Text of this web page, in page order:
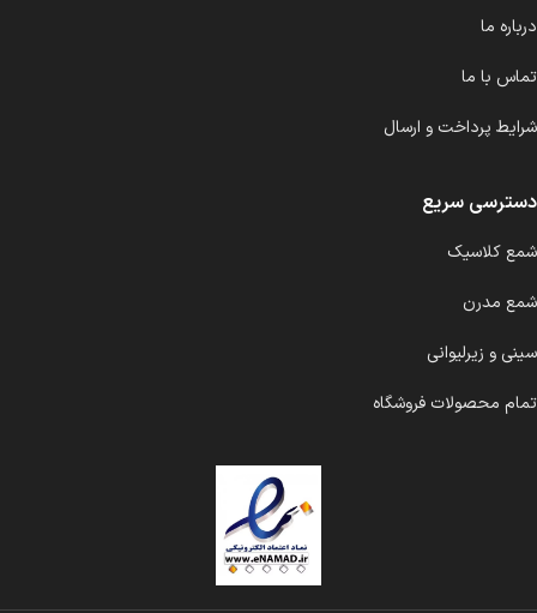
درباره ما
تماس با ما
شرایط پرداخت و ارسال
دسترسی سریع
شمع کلاسیک
شمع مدرن
سینی و زیرلیوانی
تمام محصولات فروشگاه